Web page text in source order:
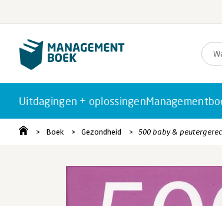
Uitdagingen + oplossingen
Boek Gezondheid 500 baby &